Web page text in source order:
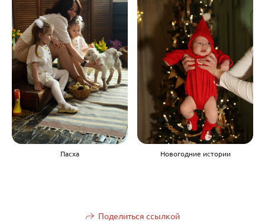
Пасха Новогодние истории
Поделиться ссылкой